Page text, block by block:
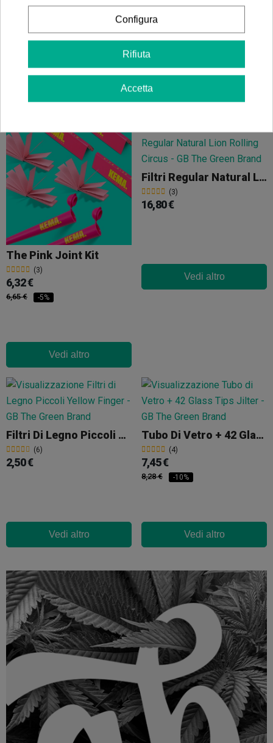
3,65 €
0,45 €
The Pink Joint Kit
(3)
6,32 €
6,65 € -5%
Vedi altro
Filtri Regular Natural Lion Rolling Circus
(3)
16,80 €
Vedi altro
Filtri Di Legno Piccoli Yellow Finger
(6)
2,50 €
Vedi altro
Tubo Di Vetro + 42 Glass Tips Jilter
(4)
7,45 €
8,28 € -10%
Vedi altro
Configura
Rifiuta
Accetta